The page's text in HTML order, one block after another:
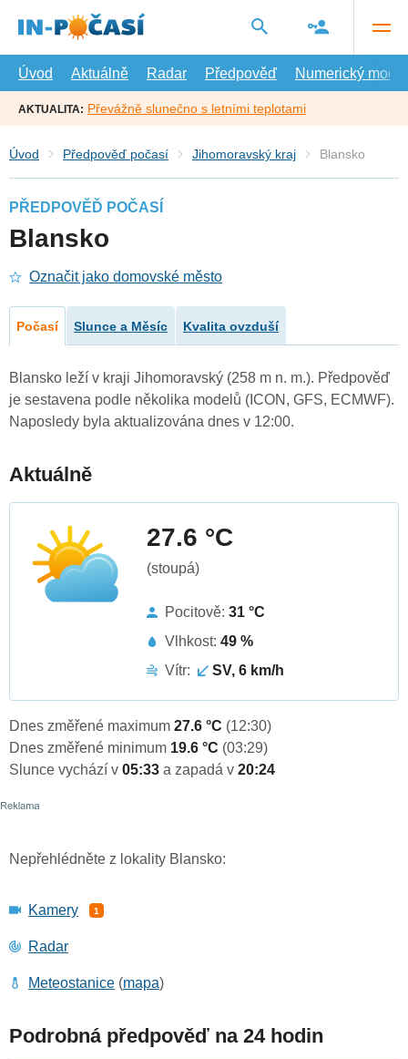
hlavní
Úvod
Aktuálně Radar Předpověď Numerický model
AKTUALITA: Převážně slunečno s letními teplotami
Úvod Předpověď počasí Jihomoravský kraj Blansko
PŘEDPOVĚĎ POČASÍ
Blansko
Označit jako domovské město
Počasí Slunce a Měsíc Kvalita ovzduší
Blansko leží v kraji Jihomoravský (258 m n. m.). Předpověď
je sestavena podle několika modelů (ICON, GFS, ECMWF).
Naposledy byla aktualizována dnes v 12:00.
Aktuálně
27.6 °C
(stoupá)
Pocitově: 31 °C
Vlhkost: 49 %
Vítr:
SV, 6 km/h
Dnes změřené maximum 27.6 °C (12:30)
Dnes změřené minimum 19.6 °C (03:29)
Slunce vychází v 05:33 a zapadá v 20:24
Nepřehlédněte z lokality Blansko:
Kamery 1
Radar
Meteostanice (mapa)
Podrobná předpověď na 24 hodin